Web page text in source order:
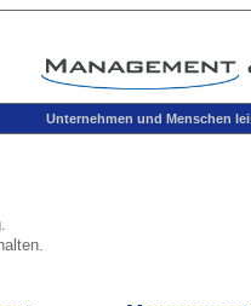
Unternehmen und Menschen